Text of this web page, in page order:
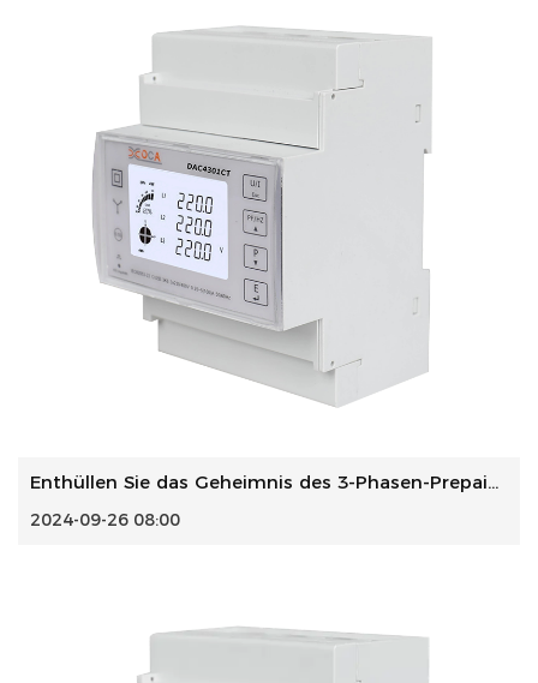
Enthüllen Sie das Geheimnis des 3-Phasen-Prepaid-CT-Smart-...
2024-09-26 08:00